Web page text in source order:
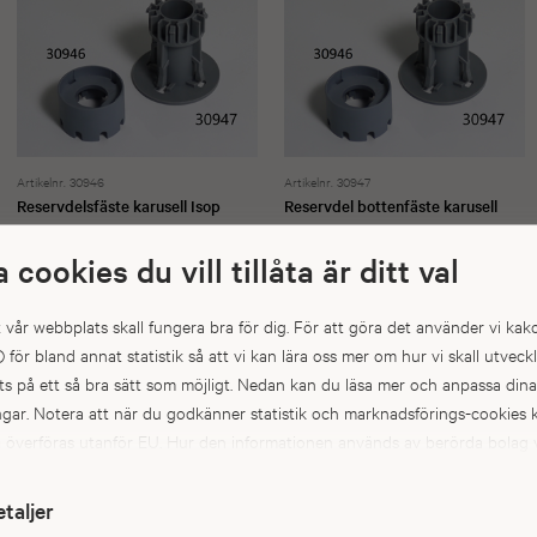
cookies du vill tillåta är ditt val
webbplats skall fungera bra för dig. För att göra det använder vi
för bland annat statistik så att vi kan lära oss mer om hur vi skall
på ett så bra sätt som möjligt. Nedan kan du läsa mer och anpassa dina
Notera att när du godkänner statistik och marknadsförings-cookies
överföras utanför EU. Hur den informationen används av berörda bolag
De berörda bolagen måste lämna över uppgifter till
Artikelnr. 30946
Reservdelsfäste karusell Isop
Artikelnr. 30947
Reservdel bottenfäste karusell
Isop och Humle
160 kr